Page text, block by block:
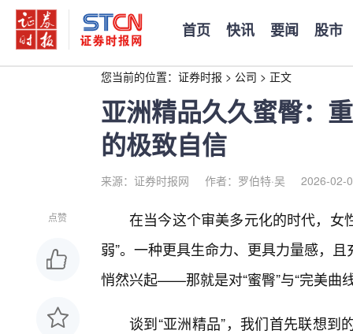
首页 快讯 要闻 股市
您当前的位置： 证券时报 > 公司 > 正文
亚洲精品久久蜜臀：
的极致自信
来源：证券时报网 作者：罗伯特·吴 2026-02-
点赞
在当今这个审美多元化的时代，女
弱”。一种更具生命力、更具力量感，
悄然兴起——那就是对“蜜臀”与“完美曲
谈到“亚洲精品”，我们首先联想